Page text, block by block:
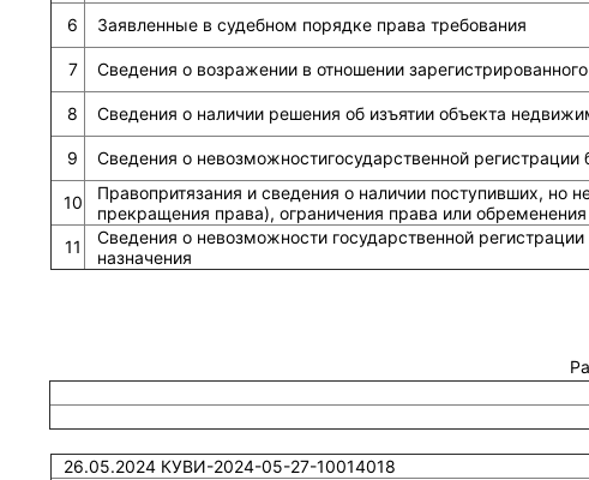
6
Заявленные в судебном порядке права требования
7
Сведения о возражении в отношении
8
Сведения о наличии решения об изъятии объекта
9
Сведения о невозможностигосударственной регистрации
10
Правопритязания и сведения о наличии поступивших, но
прекращения права), ограничения права или
11
Сведения о невозможности государственной
назначения
26.05.2024 КУВИ-2024-05-27-10014018